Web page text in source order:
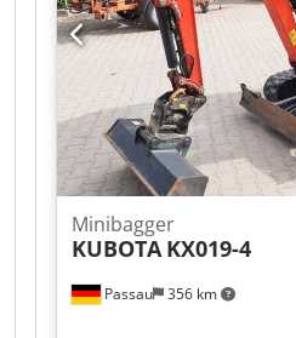
Passau 356 km
Minibagger
KUBOTA KX019-4